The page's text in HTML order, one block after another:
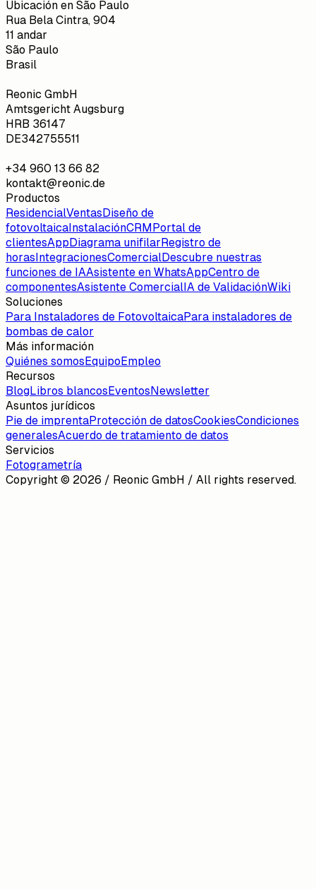
Ubicación en São Paulo
Rua Bela Cintra, 904
11 andar
São Paulo
Brasil
Reonic GmbH
Amtsgericht Augsburg
HRB 36147
DE342755511
+34 960 13 66 82
kontakt@reonic.de
Productos
ResidencialVentasDiseño de
fotovoltaicaInstalaciónCRMPortal de
clientesAppDiagrama unifilarRegistro de
horasIntegracionesComercialDescubre nuestras
funciones de IAAsistente en WhatsAppCentro de
componentesAsistente ComercialIA de ValidaciónWiki
Soluciones
Para Instaladores de FotovoltaicaPara instaladores de
bombas de calor
Más información
Quiénes somosEquipoEmpleo
Recursos
BlogLibros blancosEventosNewsletter
Asuntos jurídicos
Pie de imprentaProtección de datosCookiesCondiciones
generalesAcuerdo de tratamiento de datos
Servicios
Fotogrametría
Copyright © 2026 / Reonic GmbH / All rights reserved.